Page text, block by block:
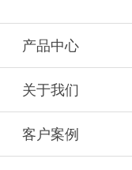
产品中心
关于我们
客户案例